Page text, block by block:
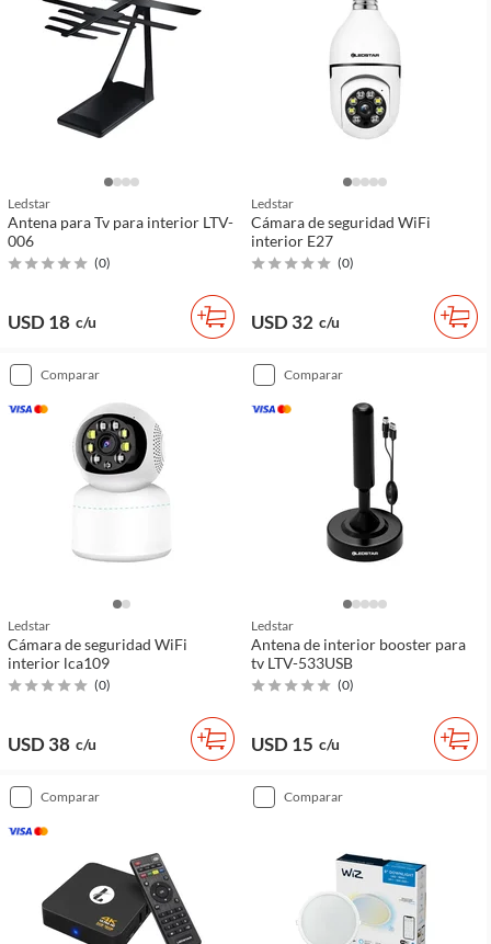
Ledstar
Antena para Tv para interior LTV-
006
(0)
USD 18 c/u
Ledstar
Cámara de seguridad WiFi
interior E27
(0)
USD 32 c/u
comparar
Ledstar
Cámara de seguridad WiFi
interior lca109
(0)
USD 38 c/u
comparar
Ledstar
Antena de interior booster para
tv LTV-533USB
(0)
USD 15 c/u
comparar comparar